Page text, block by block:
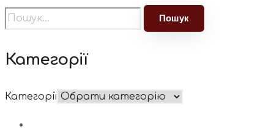
Категорії
Категорії